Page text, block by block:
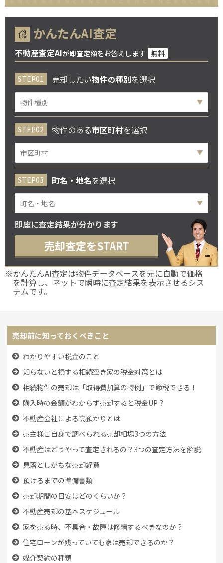
かんたんAI査定
不動産査定AIが即査定額をお答えします 無料
売却したい物件の種別を選択
物件のある市区町村を選択
町名・地名を選択
即座に査定結果が分かります
売却査定をSTART
※かんたんAI査定は物件データベースを元に自動で価格
を計算し、ネットで瞬時に査定結果を表示させるシス
テムです。
売却前に知っておくべきこと
わかりやすい税金のこと
知らないと損する相続空き家の税金対策とは
相続物件の売却は「取得費加算の特例」で節税できる！
購入時の金額がわからず売却すると税金UP？
不動産会社による高預かりとは
売主様ご自身で調べられる売却相場3つの方法
不動産はどうやって査定されるの？3つの査定方法を解説
見落としがちな売却経費
預けるまでの準備書類
売却期間の目安はどのくらいか？
不動産売却の基本スケジュール
家を売る時、 不具合・故障は修繕するべきなのか？
住宅ローンが残っていても家は売却できるのか？
媒介契約の種類